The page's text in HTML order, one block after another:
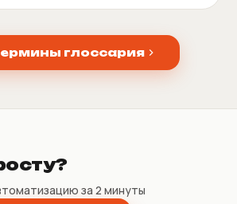
глоссария
за 2 минуты